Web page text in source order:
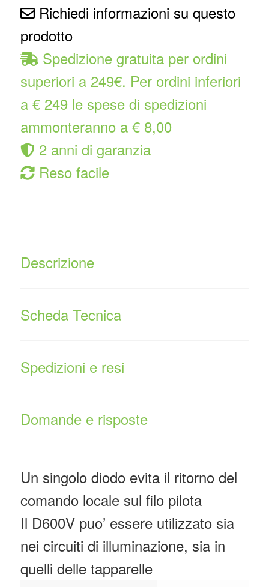
Richiedi informazioni su questo
prodotto
Spedizione gratuita per ordini
superiori a 249€. Per ordini inferiori
a € 249 le spese di spedizioni
ammonteranno a € 8,00
2 anni di garanzia
Reso facile
Descrizione
Scheda Tecnica
Spedizioni e resi
Domande e risposte
Un singolo diodo evita il ritorno del
comando locale sul filo pilota
Il D600V puo’ essere utilizzato sia
nei circuiti di illuminazione, sia in
quelli delle tapparelle